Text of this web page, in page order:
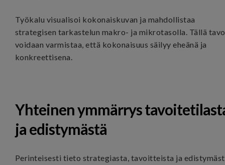
Työkalu visualisoi kokonaiskuvan ja mahdollistaa
strategisen tarkastelun makro- ja mikrotasolla. Tällä
voidaan varmistaa, että kokonaisuus säilyy eheänä ja
konkreettisena.
Yhteinen ymmärrys
ja edistymästä
Perinteisesti tieto strategiasta, tavoitteista ja